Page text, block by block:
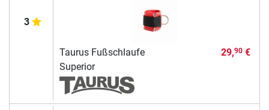
3
Taurus Fußschlaufe
Superior
29,90€